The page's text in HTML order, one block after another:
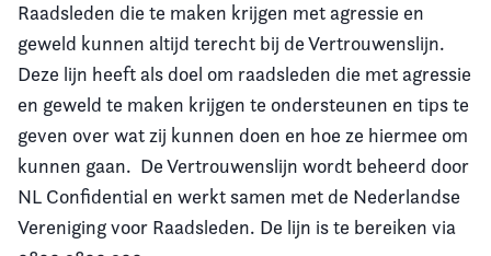
Raadsleden die te maken krijgen met agressie en
geweld kunnen altijd terecht bij de Vertrouwenslijn.
Deze lijn heeft als doel om raadsleden die met agressie
en geweld te maken krijgen te ondersteunen en tips te
geven over wat zij kunnen doen en hoe ze hiermee om
kunnen gaan. De Vertrouwenslijn wordt beheerd door
NL Confidential en werkt samen met de Nederlandse
Vereniging voor Raadsleden. De lijn is te bereiken via